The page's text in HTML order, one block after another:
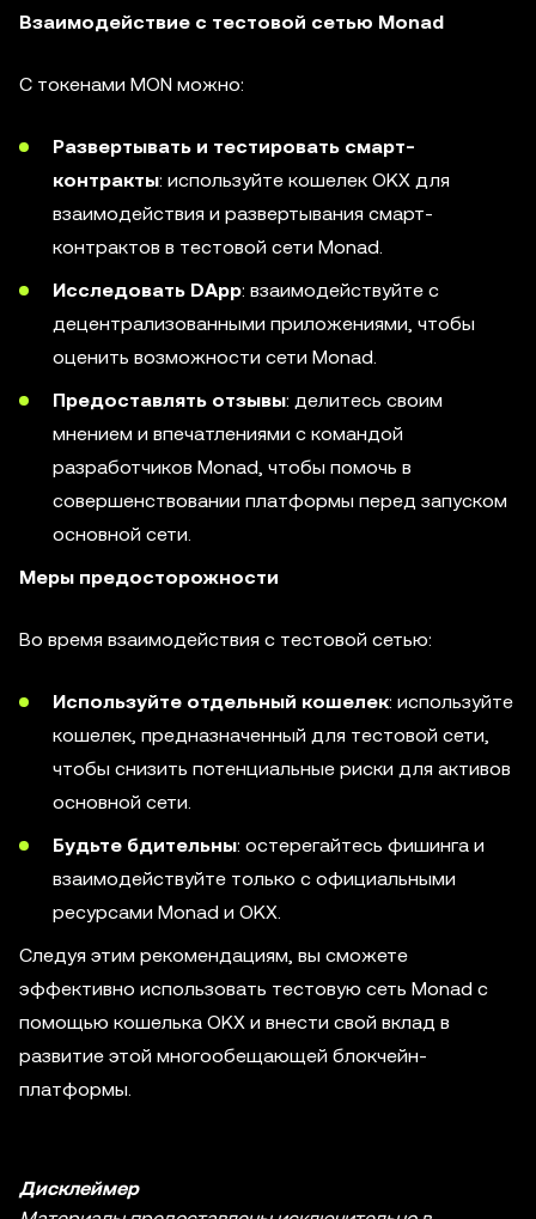
Взаимодействие с тестовой сетью Monad
С токенами MON можно:
Развертывать и тестировать смарт-
контракты: используйте кошелек OKX для
взаимодействия и развертывания смарт-
контрактов в тестовой сети Monad.
Исследовать DApp: взаимодействуйте с
децентрализованными приложениями, чтобы
оценить возможности сети Monad.
Предоставлять отзывы: делитесь своим
мнением и впечатлениями с командой
разработчиков Monad, чтобы помочь в
совершенствовании платформы перед запуском
основной сети.
Меры предосторожности
Во время взаимодействия с тестовой сетью:
Используйте отдельный кошелек: используйте
кошелек, предназначенный для тестовой сети,
чтобы снизить потенциальные риски для активов
основной сети.
Будьте бдительны: остерегайтесь фишинга и
взаимодействуйте только с официальными
ресурсами Monad и OKX.
Следуя этим рекомендациям, вы сможете
эффективно использовать тестовую сеть Monad с
помощью кошелька OKX и внести свой вклад в
развитие этой многообещающей блокчейн-
платформы.
Дисклеймер